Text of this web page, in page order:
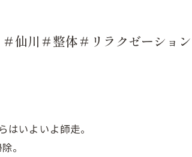
仙川＃整体＃リラクゼーショ
はいよいよ師走。
。